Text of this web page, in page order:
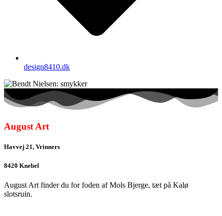
design8410.dk
August Art
Havvej 21, Vrinners
8420 Knebel
August Art finder du for foden af Mols Bjerge, tæt på Kalø
slotsruin.